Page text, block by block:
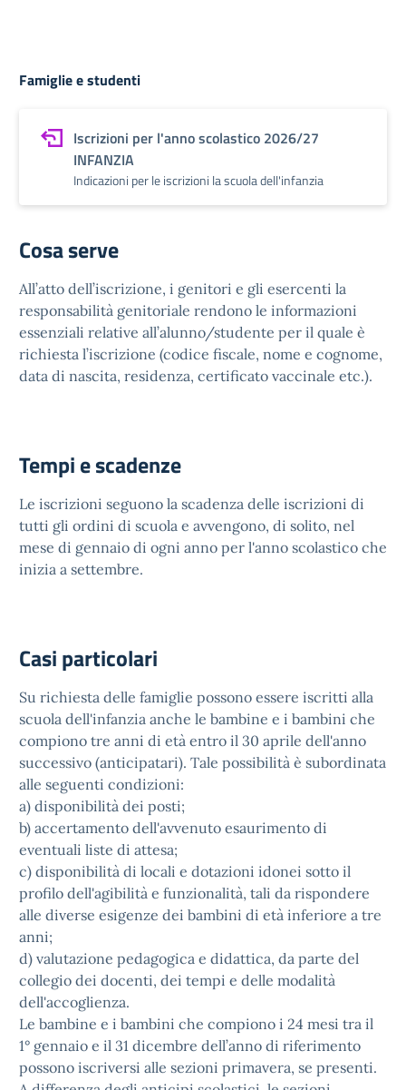
Famiglie e studenti
Iscrizioni per l'anno scolastico 2026/27
INFANZIA
Indicazioni per le iscrizioni la scuola dell'infanzia
Cosa serve
All’atto dell’iscrizione, i genitori e gli esercenti la
responsabilità genitoriale rendono le informazioni
essenziali relative all’alunno/studente per il quale è
richiesta l’iscrizione (codice fiscale, nome e cognome,
data di nascita, residenza, certificato vaccinale etc.).
Tempi e scadenze
Le iscrizioni seguono la scadenza delle iscrizioni di
tutti gli ordini di scuola e avvengono, di solito, nel
mese di gennaio di ogni anno per l'anno scolastico che
inizia a settembre.
Casi particolari
Su richiesta delle famiglie possono essere iscritti alla
scuola dell'infanzia anche le bambine e i bambini che
compiono tre anni di età entro il 30 aprile dell'anno
successivo (anticipatari). Tale possibilità è subordinata
alle seguenti condizioni:
a) disponibilità dei posti;
b) accertamento dell'avvenuto esaurimento di
eventuali liste di attesa;
c) disponibilità di locali e dotazioni idonei sotto il
profilo dell'agibilità e funzionalità, tali da rispondere
alle diverse esigenze dei bambini di età inferiore a tre
anni;
d) valutazione pedagogica e didattica, da parte del
collegio dei docenti, dei tempi e delle modalità
dell'accoglienza.
Le bambine e i bambini che compiono i 24 mesi tra il
1° gennaio e il 31 dicembre dell’anno di riferimento
possono iscriversi alle sezioni primavera, se presenti.